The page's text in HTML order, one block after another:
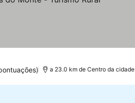
a 23.0 km de Centro da cidade